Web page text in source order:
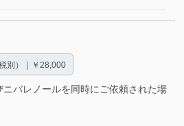
税別）｜￥28,000
バレノールを同時にご依頼された場